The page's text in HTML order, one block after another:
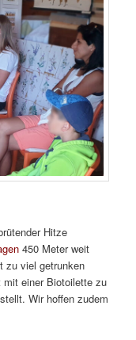
Hitze
450 Meter weit
zu viel getrunken
mit einer Biotoilette zu
Wir hoffen zudem